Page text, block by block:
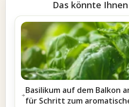
Das könnte
Basilikum auf dem Balkon
für Schritt zum